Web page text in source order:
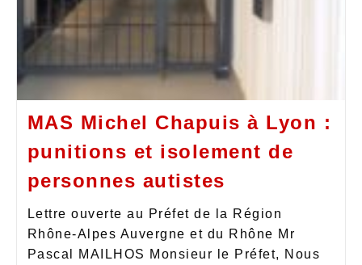
MAS Michel Chapuis à Lyon :
punitions et isolement de
personnes autistes
Lettre ouverte au Préfet de la Région
Rhône-Alpes Auvergne et du Rhône Mr
Pascal MAILHOS Monsieur le Préfet, Nous